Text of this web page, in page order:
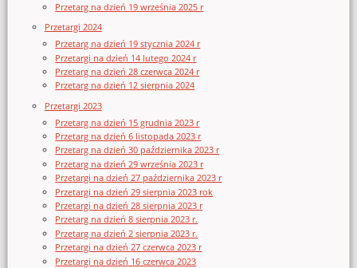
Przetarg na dzień 19 września 2025 r
Przetargi 2024
Przetarg na dzień 19 stycznia 2024 r
Przetargi na dzień 14 lutego 2024 r
Przetarg na dzień 28 czerwca 2024 r
Przetarg na dzień 12 sierpnia 2024
Przetargi 2023
Przetarg na dzień 15 grudnia 2023 r
Przetarg na dzień 6 listopada 2023 r
Przetarg na dzień 30 października 2023 r
Przetarg na dzień 29 września 2023 r
Przetargi na dzień 27 października 2023 r
Przetargi na dzień 29 sierpnia 2023 rok
Przetargi na dzień 28 sierpnia 2023 r
Przetarg na dzień 8 sierpnia 2023 r.
Przetarg na dzień 2 sierpnia 2023 r.
Przetargi na dzień 27 czerwca 2023 r
Przetargi na dzień 16 czerwca 2023